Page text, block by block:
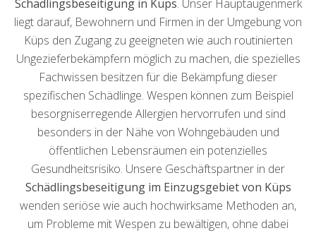
Schädlingsbeseitigung in Küps. Unser Hauptaugenmerk
liegt darauf, Bewohnern und Firmen in der Umgebung von
Küps den Zugang zu geeigneten wie auch routinierten
Ungezieferbekämpfern möglich zu machen, die spezielles
Fachwissen besitzen für die Bekämpfung dieser
spezifischen Schädlinge. Wespen können zum Beispiel
besorgniserregende Allergien hervorrufen und sind
besonders in der Nähe von Wohngebäuden und
öffentlichen Lebensräumen ein potenzielles
Gesundheitsrisiko. Unsere Geschäftspartner in der
Schädlingsbeseitigung im Einzugsgebiet von Küps
wenden seriöse wie auch hochwirksame Methoden an,
um Probleme mit Wespen zu bewältigen, ohne dabei